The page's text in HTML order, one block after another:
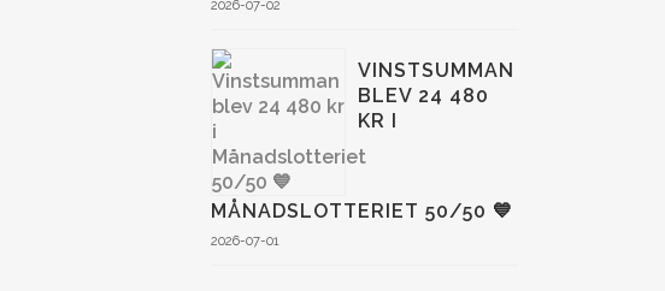
2026-07-02
VINSTSUMMAN
BLEV 24 480
KR I
MÅNADSLOTTERIET 50/50 💙
2026-07-01